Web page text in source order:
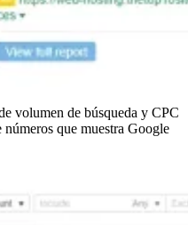
volumen de búsqueda y CPC
que muestra Google